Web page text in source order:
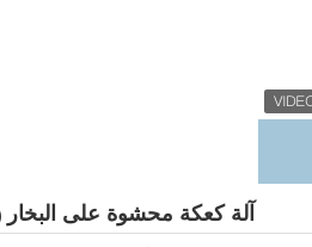
آلة كعكة محشوة على البخار